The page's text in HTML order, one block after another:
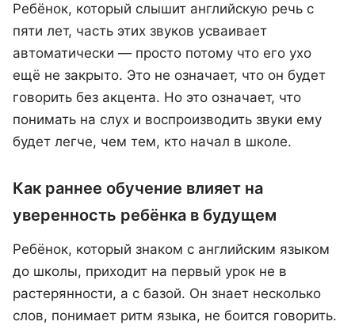
Ребёнок, который слышит английскую речь с
пяти лет, часть этих звуков усваивает
автоматически — просто потому что его ухо
ещё не закрыто. Это не означает, что он будет
говорить без акцента. Но это означает, что
понимать на слух и воспроизводить звуки ему
будет легче, чем тем, кто начал в школе.
Как раннее обучение влияет на
уверенность ребёнка в будущем
Ребёнок, который знаком с английским языком
до школы, приходит на первый урок не в
растерянности, а с базой. Он знает несколько
слов, понимает ритм языка, не боится говорить.